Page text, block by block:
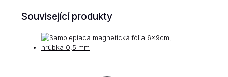
Související produkty